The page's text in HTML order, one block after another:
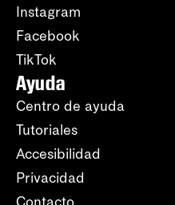
Instagram
Facebook
TikTok
Ayuda
Centro de ayuda
Tutoriales
Accesibilidad
Privacidad